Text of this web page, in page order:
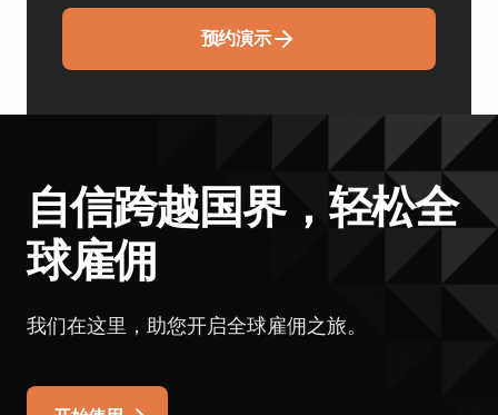
预约演示
自信跨越国界，轻松全
球雇佣
我们在这里，助您开启全球雇佣之旅。